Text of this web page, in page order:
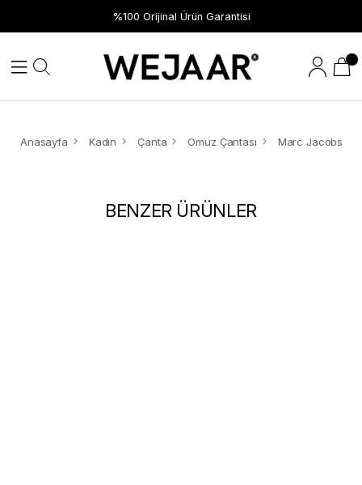
%100 Orijinal Ürün Garantisi
Anasayfa Kadın Çanta Omuz Çantası
BENZER ÜRÜNLER